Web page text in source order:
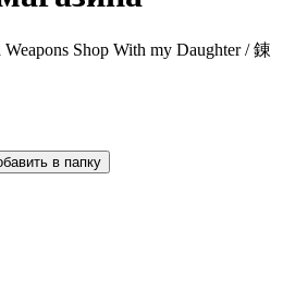
Shop With my Daughter / 錬
в папку